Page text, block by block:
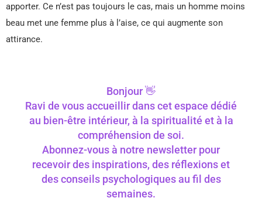
apporter. Ce n’est pas toujours le cas, mais un homme moins
beau met une femme plus à l’aise, ce qui augmente son
attirance.
Bonjour 👋
Ravi de vous accueillir dans cet espace dédié
au bien-être intérieur, à la spiritualité et à la
compréhension de soi.
Abonnez-vous à notre newsletter pour
recevoir des inspirations, des réflexions et
des conseils psychologiques au fil des
semaines.